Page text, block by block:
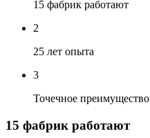
15 фабрик работают
2
25 лет опыта
3
Точечное преимущество
15 фабрик работают